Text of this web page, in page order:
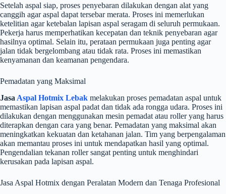
Setelah aspal siap, proses penyebaran dilakukan dengan alat yang
canggih agar aspal dapat tersebar merata. Proses ini memerlukan
ketelitian agar ketebalan lapisan aspal seragam di seluruh permukaan.
Pekerja harus memperhatikan kecepatan dan teknik penyebaran agar
hasilnya optimal. Selain itu, perataan permukaan juga penting agar
jalan tidak bergelombang atau tidak rata. Proses ini memastikan
kenyamanan dan keamanan pengendara.
Pemadatan yang Maksimal
Jasa Aspal Hotmix Lebak melakukan proses pemadatan aspal untuk
memastikan lapisan aspal padat dan tidak ada rongga udara. Proses ini
dilakukan dengan menggunakan mesin pemadat atau roller yang harus
diterapkan dengan cara yang benar. Pemadatan yang maksimal akan
meningkatkan kekuatan dan ketahanan jalan. Tim yang berpengalaman
akan memantau proses ini untuk mendapatkan hasil yang optimal.
Pengendalian tekanan roller sangat penting untuk menghindari
kerusakan pada lapisan aspal.
Jasa Aspal Hotmix dengan Peralatan Modern dan Tenaga Profesional